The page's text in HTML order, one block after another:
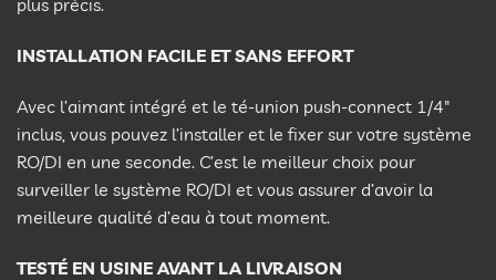
plus précis.
INSTALLATION FACILE ET SANS EFFORT
Avec l’aimant intégré et le té-union push-connect 1/4″
inclus, vous pouvez l’installer et le fixer sur votre système
RO/DI en une seconde. C’est le meilleur choix pour
surveiller le système RO/DI et vous assurer d’avoir la
meilleure qualité d’eau à tout moment.
TESTÉ EN USINE AVANT LA LIVRAISON